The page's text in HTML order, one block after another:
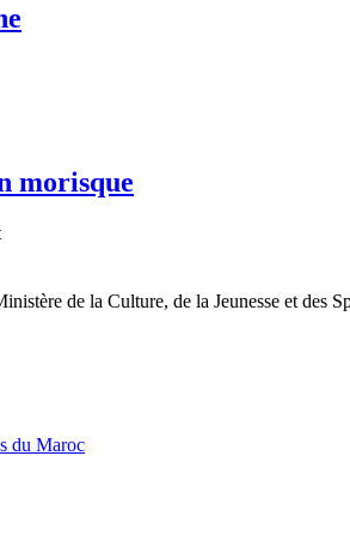
morisque
de la Culture, de la Jeunesse et des
du Maroc